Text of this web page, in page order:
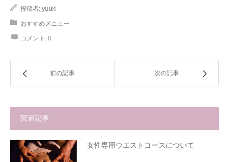
投稿者: yuuki
おすすめメニュー
コメント: 0
前の記事 次の記事
関連記事
女性専用ウエストコースについて